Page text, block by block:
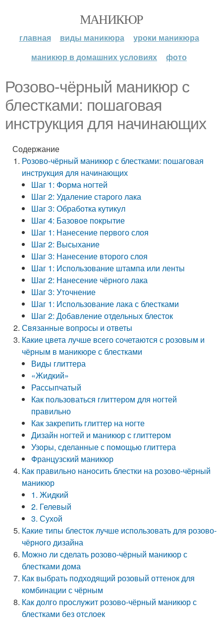
МАНИКЮР
главная виды маникюра
уроки маникюра
маникюр в домашних условиях
фото
Розово-чёрный маникюр с
блестками: пошаговая
инструкция для начинающих
Содержание
Розово-чёрный маникюр с блестками: пошаговая
инструкция для начинающих
Шаг 1: Форма ногтей
Шаг 2: Удаление старого лака
Шаг 3: Обработка кутикул
Шаг 4: Базовое покрытие
Шаг 1: Нанесение первого слоя
Шаг 2: Высыхание
Шаг 3: Нанесение второго слоя
Шаг 1: Использование штампа или ленты
Шаг 2: Нанесение чёрного лака
Шаг 3: Уточнение
Шаг 1: Использование лака с блестками
Шаг 2: Добавление отдельных блесток
Связанные вопросы и ответы
Какие цвета лучше всего сочетаются с розовым и
чёрным в маникюре с блестками
Виды глиттера
«Жидкий»
Рассыпчатый
Как пользоваться глиттером для ногтей
правильно
Как закрепить глиттер на ногте
Дизайн ногтей и маникюр с глиттером
Узоры, сделанные с помощью глиттера
Французский маникюр
Как правильно наносить блестки на розово-чёрный
маникюр
1. Жидкий
2. Гелевый
3. Сухой
Какие типы блесток лучше использовать для розово-
чёрного дизайна
Можно ли сделать розово-чёрный маникюр с
блестками дома
Как выбрать подходящий розовый оттенок для
комбинации с чёрным
Как долго прослужит розово-чёрный маникюр с
блестками без отслоек